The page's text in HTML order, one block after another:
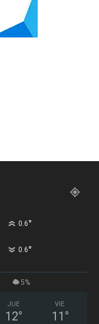
0.6°
0.6°
5%
JUE
12°
VIE
11 °